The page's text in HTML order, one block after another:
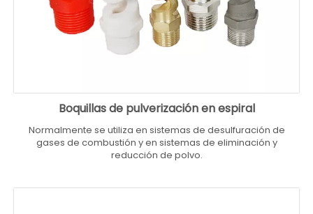
Boquillas de pulverización en espiral
Normalmente se utiliza en sistemas de desulfuración de
gases de combustión y en sistemas de eliminación y
reducción de polvo.